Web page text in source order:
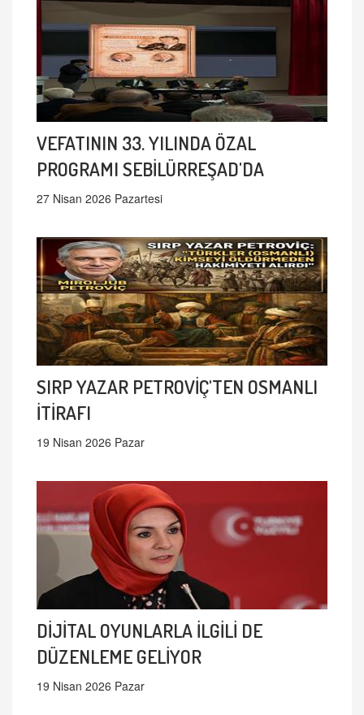
VEFATININ 33. YILINDA ÖZAL
PROGRAMI SEBİLÜRREŞAD'DA
27 Nisan 2026 Pazartesi
SIRP YAZAR PETROVİÇ'TEN OSMANLI
İTİRAFI
19 Nisan 2026 Pazar
DİJİTAL OYUNLARLA İLGİLİ DE
DÜZENLEME GELİYOR
19 Nisan 2026 Pazar